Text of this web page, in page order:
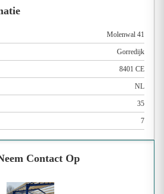
Molenwal 41
Gorredijk
8401 CE
NL
35
7
Contact Op